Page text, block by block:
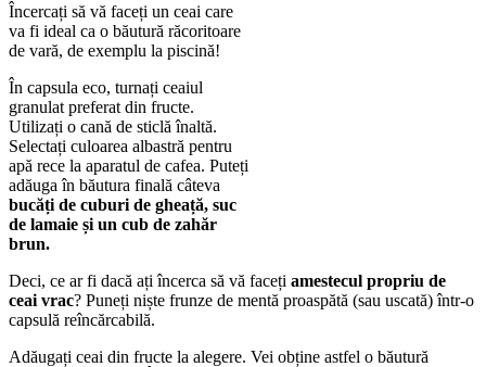
Încercați să vă faceți un ceai care
va fi ideal ca o băutură răcoritoare
de vară, de exemplu la piscină!
În capsula eco, turnați ceaiul
granulat preferat din fructe.
Utilizați o cană de sticlă înaltă.
Selectați culoarea albastră pentru
apă rece la aparatul de cafea. Puteți
adăuga în băutura finală câteva
bucăți de cuburi de gheață, suc
de lamaie și un cub de zahăr
brun.
Deci, ce ar fi dacă ați încerca să vă faceți amestecul propriu de
ceai vrac? Puneți niște frunze de mentă proaspătă (sau uscată) într-o
capsulă reîncărcabilă.
Adăugați ceai din fructe la alegere. Vei obține astfel o băutură